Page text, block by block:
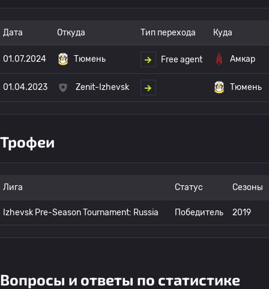
Дата Откуда Тип перехода Куда
01.07.2024 Тюмень Free agent Амкар
01.04.2023 Zenit-Izhevsk Тюмень
Трофеи
Лига Статус Сезоны
Izhevsk Pre-Season Tournament: Russia Победитель 2019
Вопросы и ответы по статистике